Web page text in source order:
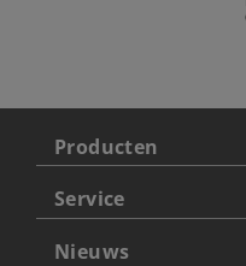
Producten
Service
Nieuws